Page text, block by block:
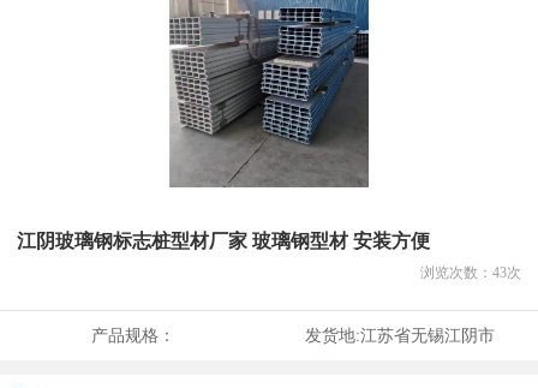
江阴玻璃钢标志桩型材厂家 玻璃钢型材 安装方便
浏览次数： 43次
产品规格： 发货地:江苏省无锡江阴市